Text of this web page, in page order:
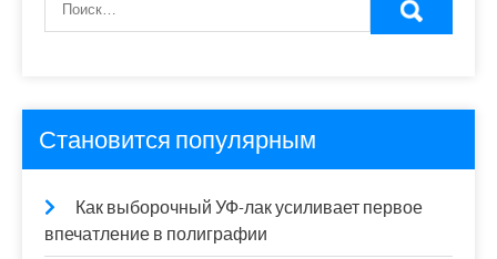
Становится популярным
Как выборочный УФ-лак усиливает первое
впечатление в полиграфии